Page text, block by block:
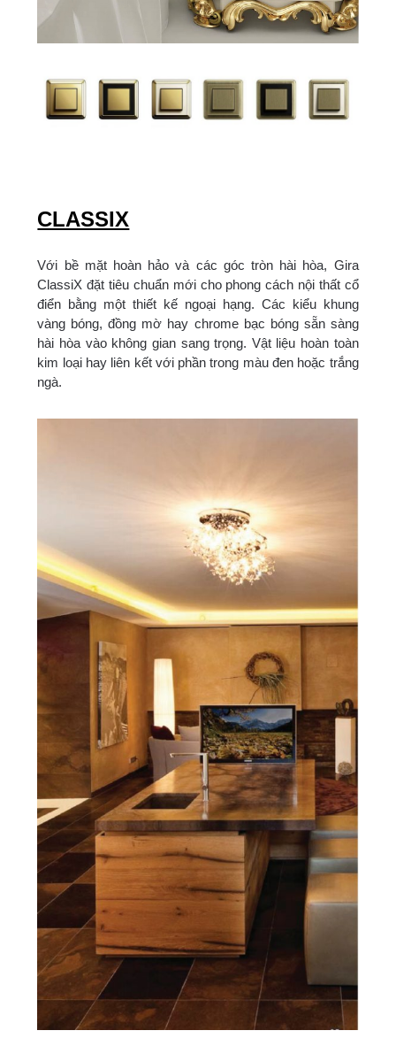
CLASSIX
Với bề mặt hoàn hảo và các góc tròn hài hòa, Gira
ClassiX đặt tiêu chuẩn mới cho phong cách nội thất cổ
điển bằng một thiết kế ngoại hạng. Các kiểu khung
vàng bóng, đồng mờ hay chrome bạc bóng sẵn sàng
hài hòa vào không gian sang trọng. Vật liệu hoàn toàn
kim loại hay liên kết với phần trong màu đen hoặc trắng
ngà.